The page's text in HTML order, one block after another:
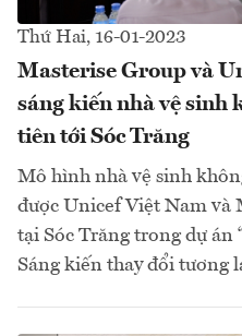
Thứ Hai, 16-01-2023
Masterise Group và
sáng kiến nhà vệ sinh
tiên tới Sóc Trăng
Mô hình nhà vệ sinh
được Unicef Việt Nam và
tại Sóc Trăng trong dự
Sáng kiến thay đổi tương